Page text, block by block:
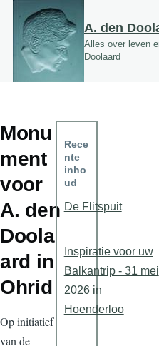
Overslaan en naar de inhoud
A. den
Alles over leven
Doolaard
Monu
ment
voor
A. den
Doola
ard in
Ohrid
Op initiatief
van de
Rece
nte
inho
ud
De Flitspuit
Inspiratie voor uw
Balkantrip - 31 mei
2026 in
Hoenderloo